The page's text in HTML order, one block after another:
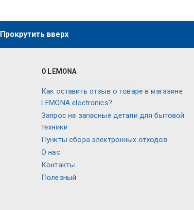
Прокрутить вверх
О LEMONA
Как оставить отзыв о товаре в магазине
LEMONA electronics?
Запрос на запасные детали для бытовой
техники
Пункты сбора электронных отходов
О нас
Контакты
Полезный